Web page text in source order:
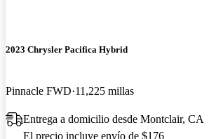
2023 Chrysler Pacifica Hybrid
Pinnacle FWD 11,225 millas
Entrega a domicilio desde Montclair, CA
El precio incluye envío de $176